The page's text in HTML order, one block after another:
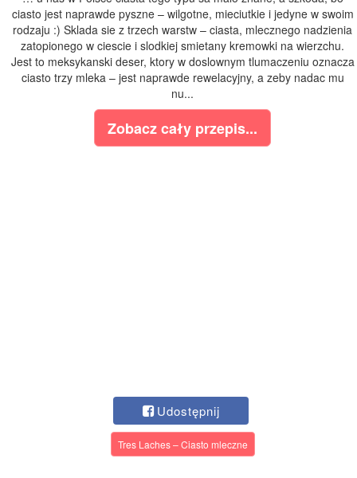
ciasto jest naprawde pyszne – wilgotne, mieciutkie i jedyne w swoim
rodzaju :) Sklada sie z trzech warstw – ciasta, mlecznego nadzienia
zatopionego w ciescie i slodkiej smietany kremowki na wierzchu.
Jest to meksykanski deser, ktory w doslownym tlumaczeniu oznacza
ciasto trzy mleka – jest naprawde rewelacyjny, a zeby nadac mu
nu...
Zobacz cały przepis...
Udostępnij
Tres Laches – Ciasto mleczne